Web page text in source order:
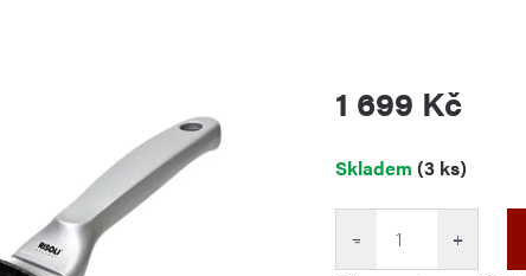
1 699 Kč
cena:
Skladem (3 ks)
+
−